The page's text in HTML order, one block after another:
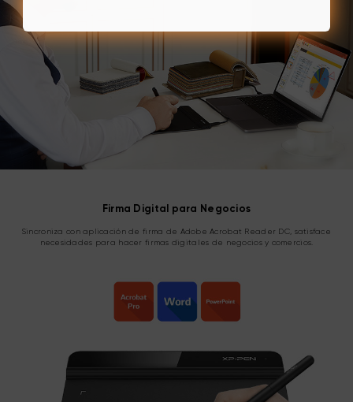
Firma Digital para Negocios
Sincroniza con aplicación de firma de Adobe Acrobat Reader DC, satisface
necesidades para hacer firmas digitales de negocios y comercios.